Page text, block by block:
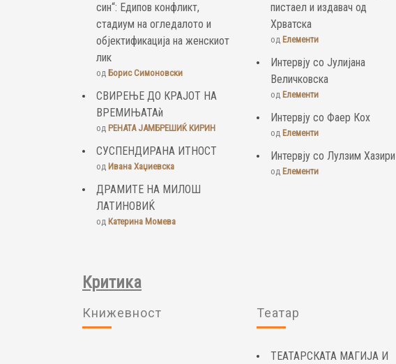
син“: Едипов конфликт,
стадиум на огледалото и
објектификација на женскиот
лик
од Борис Симоновски
СВИРЕЊЕ ДО КРАЈОТ НА
ВРЕМИЊАТАѝ
од РЕНАТА ЈАМБРЕШИЌ КИРИН
СУСПЕНДИРАНА ИТНОСТ
од Ивана Хаџиевска
ДРАМИТЕ НА МИЛОШ
ЛАТИНОВИЌ
од Катерина Момева
пистаел и издавач од
Хрватска
од Елементи
Интервју со Јулијана
Величковска
од Елементи
Интервју со Фаер Кох
од Елементи
Интервју со Лулзим Хазири
од Елементи
Критика
Книжевност Театар
ТЕАТАРСКАТА МАГИЈА И